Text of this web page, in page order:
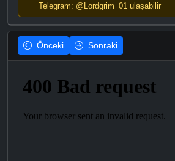
Telegram: @Lordgrim_01 ulaşabilir
Önceki Sonraki